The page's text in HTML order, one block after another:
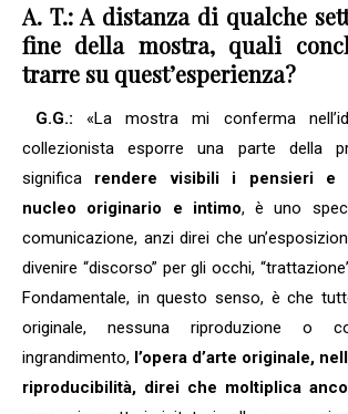
A. T.: A distanza di qualche
fine della mostra, quali
trarre su quest’esperienza?
G.G.: «La mostra mi conferma
collezionista esporre una parte della
significa rendere visibili i pensieri e
nucleo originario e intimo, è uno
comunicazione, anzi direi che
divenire “discorso” per gli occhi,
Fondamentale, in questo senso, è che
originale, nessuna riproduzione o
ingrandimento, l’opera d’arte originale,
riproducibilità, direi che moltiplica